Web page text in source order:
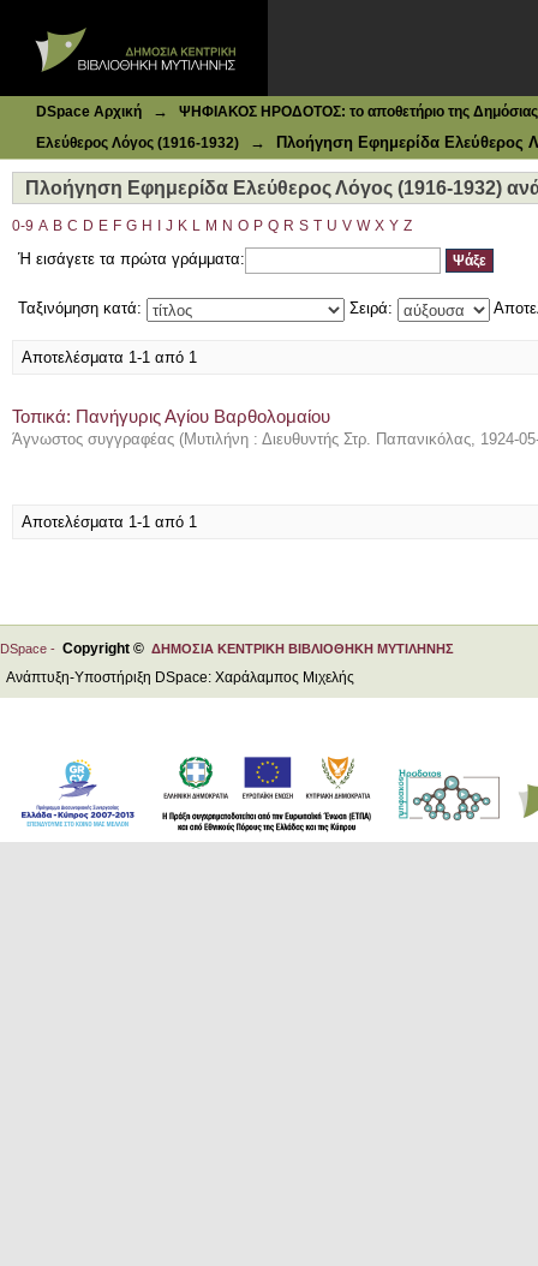
DSpace Αρχική →
ΨΗΦΙΑΚΟΣ ΗΡΟΔΟΤΟΣ: το αποθετήριο της Δημόσιας
Ελεύθερος Λόγος (1916-1932)
→ Πλοήγηση Εφημερίδα Ελεύθερος
Πλοήγηση Εφημερίδα Ελεύθερος Λόγος (1916-1932)
0-9 A B C D E F G H J K L M N O P Q R S T U V W X Y Z
Ή εισάγετε τα πρώτα γράμματα:
Ταξινόμηση κατά: Σειρά:
Αποτελέσματα 1-1 από 1
Τοπικά: Πανήγυρις Αγίου Βαρθολομαίου
Άγνωστος συγγραφέας (Μυτιλήνη : Διευθυντής Στρ. Παπανικόλας, 1924-
Αποτελέσματα 1-1 από 1
DSpace - Copyright © ΔΗΜΟΣΙΑ ΚΕΝΤΡΙΚΗ ΒΙΒΛΙΟΘΗΚΗ ΜΥΤΙΛΗΝΗΣ
Ανάπτυξη-Υποστήριξη DSpace: Χαράλαμπος Μιχελής